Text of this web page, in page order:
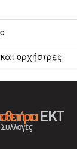
ορχήστρες